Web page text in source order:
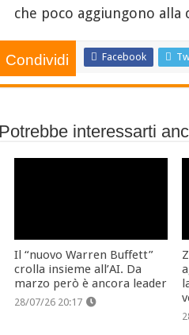
che poco aggiungono
Condividi Facebook
Potrebbe interessarti
Il “nuovo Warren Buffett”
crolla insieme all’AI. Da
marzo però è ancora leader
28/07/26 20:17